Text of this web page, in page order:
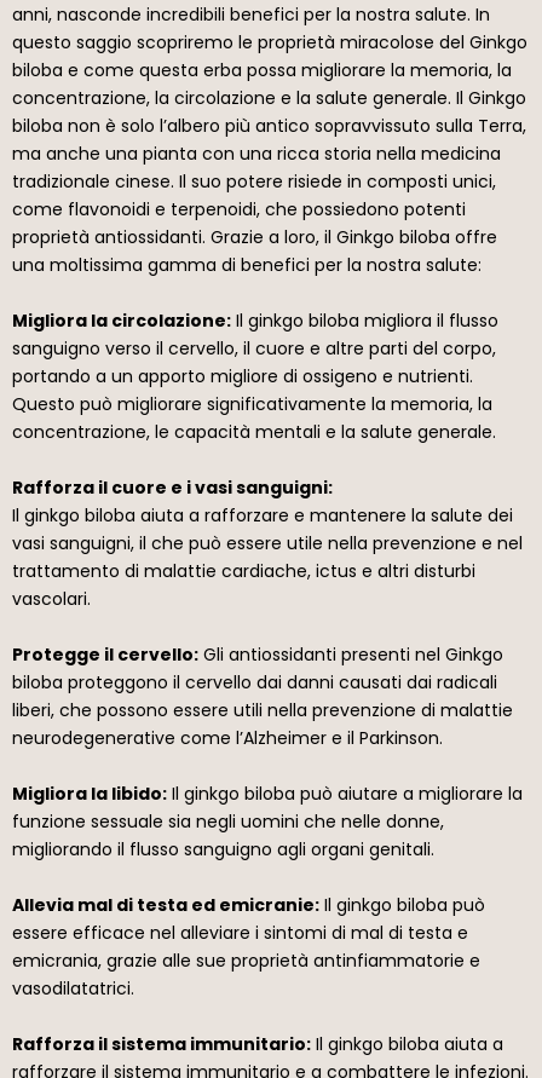
anni, nasconde incredibili benefici per la nostra salute. In
questo saggio scopriremo le proprietà miracolose del Ginkgo
biloba e come questa erba possa migliorare la memoria, la
concentrazione, la circolazione e la salute generale. Il Ginkgo
biloba non è solo l’albero più antico sopravvissuto sulla Terra,
ma anche una pianta con una ricca storia nella medicina
tradizionale cinese. Il suo potere risiede in composti unici,
come flavonoidi e terpenoidi, che possiedono potenti
proprietà antiossidanti. Grazie a loro, il Ginkgo biloba offre
una moltissima gamma di benefici per la nostra salute:
Migliora la circolazione: Il ginkgo biloba migliora il flusso
sanguigno verso il cervello, il cuore e altre parti del corpo,
portando a un apporto migliore di ossigeno e nutrienti.
Questo può migliorare significativamente la memoria, la
concentrazione, le capacità mentali e la salute generale.
Rafforza il cuore e i vasi sanguigni:
Il ginkgo biloba aiuta a rafforzare e mantenere la salute dei
vasi sanguigni, il che può essere utile nella prevenzione e nel
trattamento di malattie cardiache, ictus e altri disturbi
vascolari.
Protegge il cervello: Gli antiossidanti presenti nel Ginkgo
biloba proteggono il cervello dai danni causati dai radicali
liberi, che possono essere utili nella prevenzione di malattie
neurodegenerative come l’Alzheimer e il Parkinson.
Migliora la libido: Il ginkgo biloba può aiutare a migliorare la
funzione sessuale sia negli uomini che nelle donne,
migliorando il flusso sanguigno agli organi genitali.
Allevia mal di testa ed emicranie: Il ginkgo biloba può
essere efficace nel alleviare i sintomi di mal di testa e
emicrania, grazie alle sue proprietà antinfiammatorie e
vasodilatatrici.
Rafforza il sistema immunitario: Il ginkgo biloba aiuta a
rafforzare il sistema immunitario e a combattere le infezioni.